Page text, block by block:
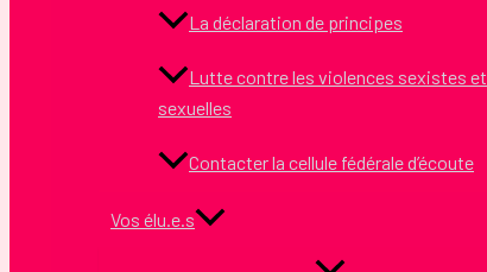
La déclaration de principes
Lutte contre les violences sexistes et
sexuelles
Contacter la cellule fédérale d’écoute
Vos élu.e.s